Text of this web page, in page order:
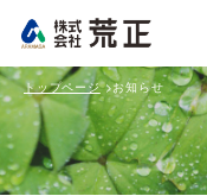
トップページ>お知らせ